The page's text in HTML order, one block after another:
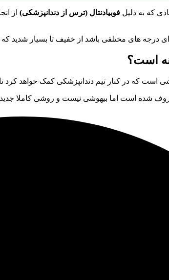
که به دلیل فوبیادنتال (ترس از دندانپزشکی) از
درجه های مختلفی باشد از خفیف تا بسیار شدید که
است؟
است که در کنار تیم دندانپزشکی کمک خواهد کرد
شده است اما بیهوشی نیست و روشی کاملا